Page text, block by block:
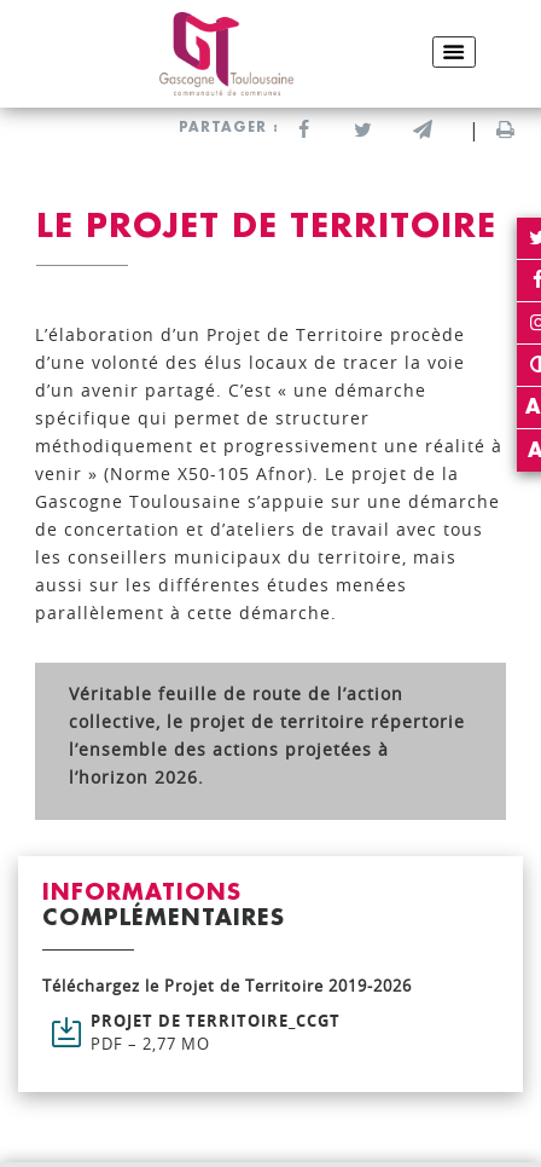
LA GASCOGNE TOULOUSAINE
BIENVENUE EN GASCOGNE TOULOUSAINE
LE PROJET DE TERRITOIRE
PARTAGER : Partager sur Facebook
Partager sur Twitter
Envoyer par
LE PROJET DE TERRITOIRE
L’élaboration d’un Projet de Territoire procède
d’une volonté des élus locaux de tracer la voie
d’un avenir partagé. C’est « une démarche
spécifique qui permet de structurer
méthodiquement et progressivement une réalité à
venir » (Norme X50-105 Afnor). Le projet de la
Gascogne Toulousaine s’appuie sur une démarche
de concertation et d’ateliers de travail avec tous
les conseillers municipaux du territoire, mais
aussi sur les différentes études menées
parallèlement à cette démarche.
Véritable feuille de route de l’action
collective, le projet de territoire répertorie
l’ensemble des actions projetées à
l’horizon 2026.
INFORMATIONS
COMPLÉMENTAIRES
Téléchargez le Projet de Territoire 2019-2026
PROJET DE TERRITOIRE_CCGT
PDF – 2,77 MO
A